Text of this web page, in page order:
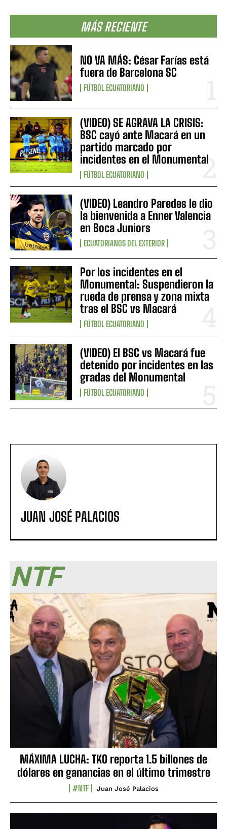
MÁS RECIENTE
NO VA MÁS: César Farías está
fuera de Barcelona SC
FÚTBOL ECUATORIANO
(VIDEO) SE AGRAVA LA CRISIS:
BSC cayó ante Macará en un
partido marcado por
incidentes en el Monumental
FÚTBOL ECUATORIANO
(VIDEO) Leandro Paredes le dio
la bienvenida a Enner Valencia
en Boca Juniors
ECUATORIANOS DEL EXTERIOR
Por los incidentes en el
Monumental: Suspendieron la
rueda de prensa y zona mixta
tras el BSC vs Macará
FÚTBOL ECUATORIANO
(VIDEO) El BSC vs Macará fue
detenido por incidentes en las
gradas del Monumental
FÚTBOL ECUATORIANO
JUAN JOSÉ PALACIOS
NTF
MÁXIMA LUCHA: TKO reporta 1.5 billones de
dólares en ganancias en el último trimestre
#NTF Juan José Palacios